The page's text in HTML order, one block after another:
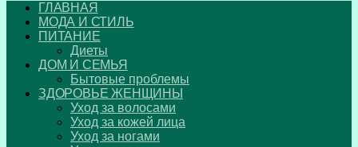
ГЛАВНАЯ
МОДА И СТИЛЬ
ПИТАНИЕ
Диеты
ДОМ И СЕМЬЯ
Бытовые проблемы
ЗДОРОВЬЕ ЖЕНЩИНЫ
Уход за волосами
Уход за кожей лица
Уход за ногами